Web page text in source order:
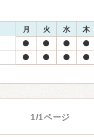
月 火 水 木
1/1ページ